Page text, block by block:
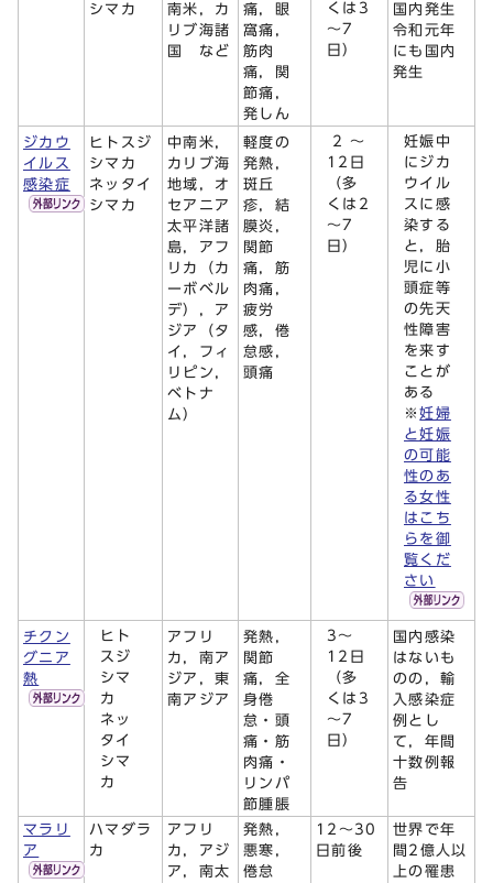
シマカ
南米，カ
リブ海諸
国 など
痛，眼
窩痛，
筋肉
痛，関
節痛，
発しん
くは3
～7
日）
国内発生
令和元年
にも国内
発生
ジカウ
イルス
感染症
ヒトスジ
シマカ
ネッタイ
シマカ
中南米，
カリブ海
地域，オ
セアニア
太平洋諸
島，アフ
リカ（カ
ーボベル
デ），ア
ジア（タ
イ，フィ
リピン，
ベトナ
ム）
軽度の
発熱，
斑丘
疹，結
膜炎，
関節
痛，筋
肉痛，
疲労
感，倦
怠感，
頭痛
2 ～
12日
（多
くは2
～7
日）
妊娠中
にジカ
ウイル
スに感
染する
と，胎
児に小
頭症等
の先天
性障害
を来す
ことが
ある
※妊婦
と妊娠
の可能
性のあ
る女性
はこち
らを御
覧くだ
さい
チクン
グニア
熱
ヒト
スジ
シマ
カ
ネッ
タイ
シマ
カ
アフリ
カ，南ア
ジア，東
南アジア
発熱，
関節
痛，全
身倦
怠・頭
痛・筋
肉痛・
リンパ
節腫脹
3～
12日
（多
くは3
～7
日）
国内感染
はないも
のの，輸
入感染症
例とし
て，年間
十数例報
告
マラリ
ア
ハマダラ
カ
アフリ
カ，アジ
ア，南太
発熱，
悪寒，
倦怠
12～30
日前後
世界で年
間2億人以
上の罹患